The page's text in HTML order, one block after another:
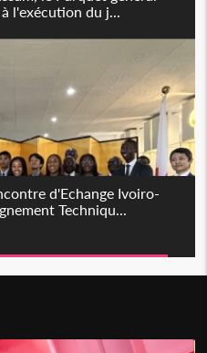
l'exécution du j...
d'Echange Ivoiro-
Techniqu...